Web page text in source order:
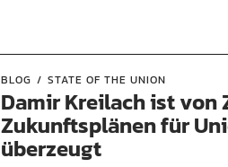
BLOG STATE OF THE UNION
Damir Kreilach ist von
Zukunftsplänen für
überzeugt